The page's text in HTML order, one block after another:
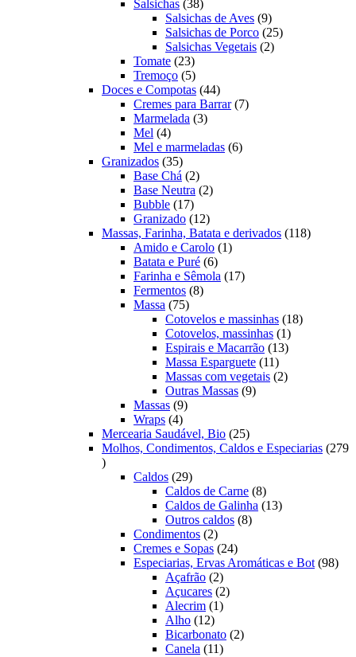
Salsichas 3838
produtos
Salsichas de Aves 99
produtos
Salsichas de Porco 2525
Salsichas Vegetais 22
Tomate 2323
produtos
Tremoço 55
produtos
Doces e Compotas 4444
produtos
Cremes para Barrar 77
Marmelada 33
Mel 44
produtos
Mel e marmeladas 66
Granizados 3535
produtos
Base Chá 22
produtos
Base Neutra 22
Bubble 1717
produtos
Granizado 1212
produtos
Massas, Farinha, Batata e derivados 118118
Amido e Carolo 11
Batata e Puré 66
produtos
Farinha e Sêmola 1717
Fermentos 88
Massa 7575
produtos
Cotovelos e massinhas 1818
Cotovelos, massinhas 11
produto
Espirais e Macarrão 1313
Massa Esparguete 1111
produtos
Massas com vegetais 22
Outras Massas 99
Massas 99
Wraps 44
produtos
Mercearia Saudável, Bio 2525
produtos
Molhos, Condimentos, Caldos e Especiarias 279
279
produtosCaldos 2929
produtos
Caldos de Carne 88
produtos
Caldos de Galinha 1313
Outros caldos 88
Condimentos 22
produtos
Cremes e Sopas 2424
produtos
Especiarias, Ervas Aromáticas e Bot 9898
Açafrão 22
produtos
Açucares 22
Alecrim 11
Alho 1212
produtos
Bicarbonato 22
Canela 1111